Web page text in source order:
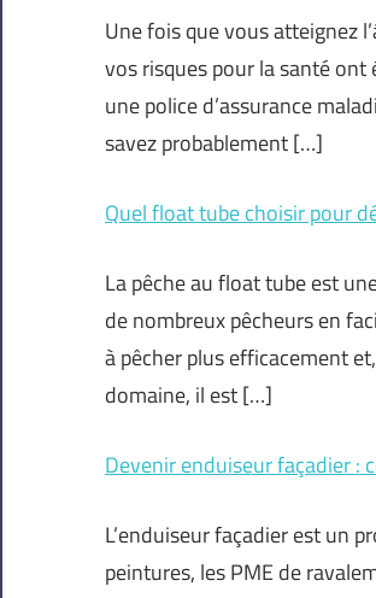
Une fois que vous atteignez
vos risques pour la santé
une police d’assurance
savez probablement […]
Quel float tube choisir pour
La pêche au float tube est
de nombreux pêcheurs en
à pêcher plus efficacement
domaine, il est […]
Devenir enduiseur façadier :
L’enduiseur façadier est un
peintures, les PME de